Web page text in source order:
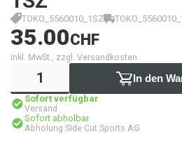
TOKO_5560010_1SZ
35.00CHF
inkl. MwSt., zzgl. Versandkosten
In den
Sofort verfügbar
Versand
Sofort abholbar
Abholung Side Cut Sports AG